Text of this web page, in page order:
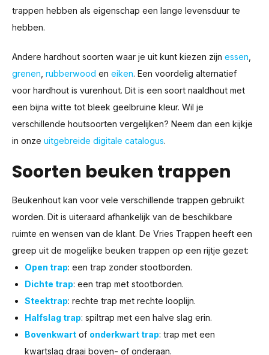
trappen hebben als eigenschap een lange levensduur te
hebben.
Andere hardhout soorten waar je uit kunt kiezen zijn essen
grenen rubberwood en eiken. Een voordelig alternatief
voor hardhout is vurenhout. Dit is een soort naaldhout met
een bijna witte tot bleek geelbruine kleur. Wil je
verschillende houtsoorten vergelijken? Neem dan een kijkje
in onze uitgebreide digitale catalogus.
Soorten beuken trappen
Beukenhout kan voor vele verschillende trappen gebruikt
worden. Dit is uiteraard afhankelijk van de beschikbare
ruimte en wensen van de klant. De Vries Trappen heeft een
greep uit de mogelijke beuken trappen op een rijtje gezet:
Open trap: een trap zonder stootborden.
Dichte trap: een trap met stootborden.
Steektrap: rechte trap met rechte looplijn.
Halfslag trap: spiltrap met een halve slag erin.
Bovenkwart of onderkwart trap: trap met een
kwartslag draai boven- of onderaan.